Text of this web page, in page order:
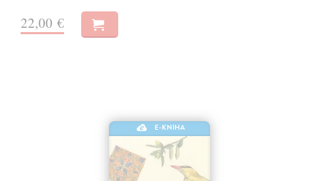
22,00 €
E-KNIHA